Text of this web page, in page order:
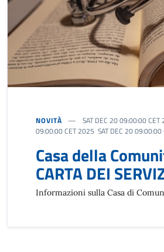
NOVITÀ
SAT DEC 20 09:00:00
09:00:00 CET 2025 SAT DEC 20 09:00:00
Casa della
CARTA DEI
Informazioni sulla Casa di